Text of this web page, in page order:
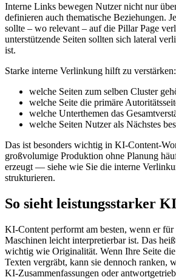
Interne Links bewegen Nutzer nicht nur
definieren auch thematische Beziehungen.
sollte – wo relevant – auf die Pillar Page
unterstützende Seiten sollten sich lateral
ist.
Starke interne Verlinkung hilft zu verstärken:
welche Seiten zum selben Cluster
welche Seite die primäre
welche Unterthemen das
welche Seiten Nutzer als Nächstes
Das ist besonders wichtig in KI-Content-
großvolumige Produktion ohne Planung
erzeugt — siehe wie Sie die interne
strukturieren.
So sieht leistungsstarker
KI-Content performt am besten, wenn er
Maschinen leicht interpretierbar ist. Das
wichtig wie Originalität. Wenn Ihre Seite
Texten vergräbt, kann sie dennoch ranken,
KI-Zusammenfassungen oder